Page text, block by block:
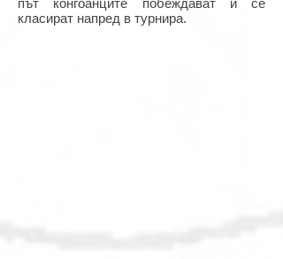
път конгоанците побеждават и се
класират напред в турнира.